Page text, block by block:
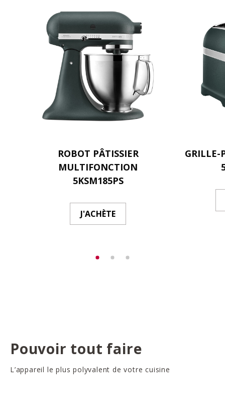
ROBOT PÂTISSIER
MULTIFONCTION
5KSM185PS
J'ACHÈTE
GRILLE-
Pouvoir tout faire
L’appareil le plus polyvalent de votre cuisine